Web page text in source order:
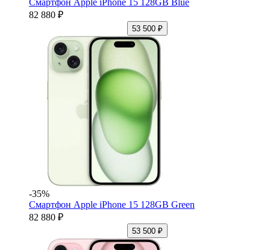
Смартфон Apple iPhone 15 128GB Blue
82 880 ₽
53 500 ₽
-35%
Смартфон Apple iPhone 15 128GB Green
82 880 ₽
53 500 ₽